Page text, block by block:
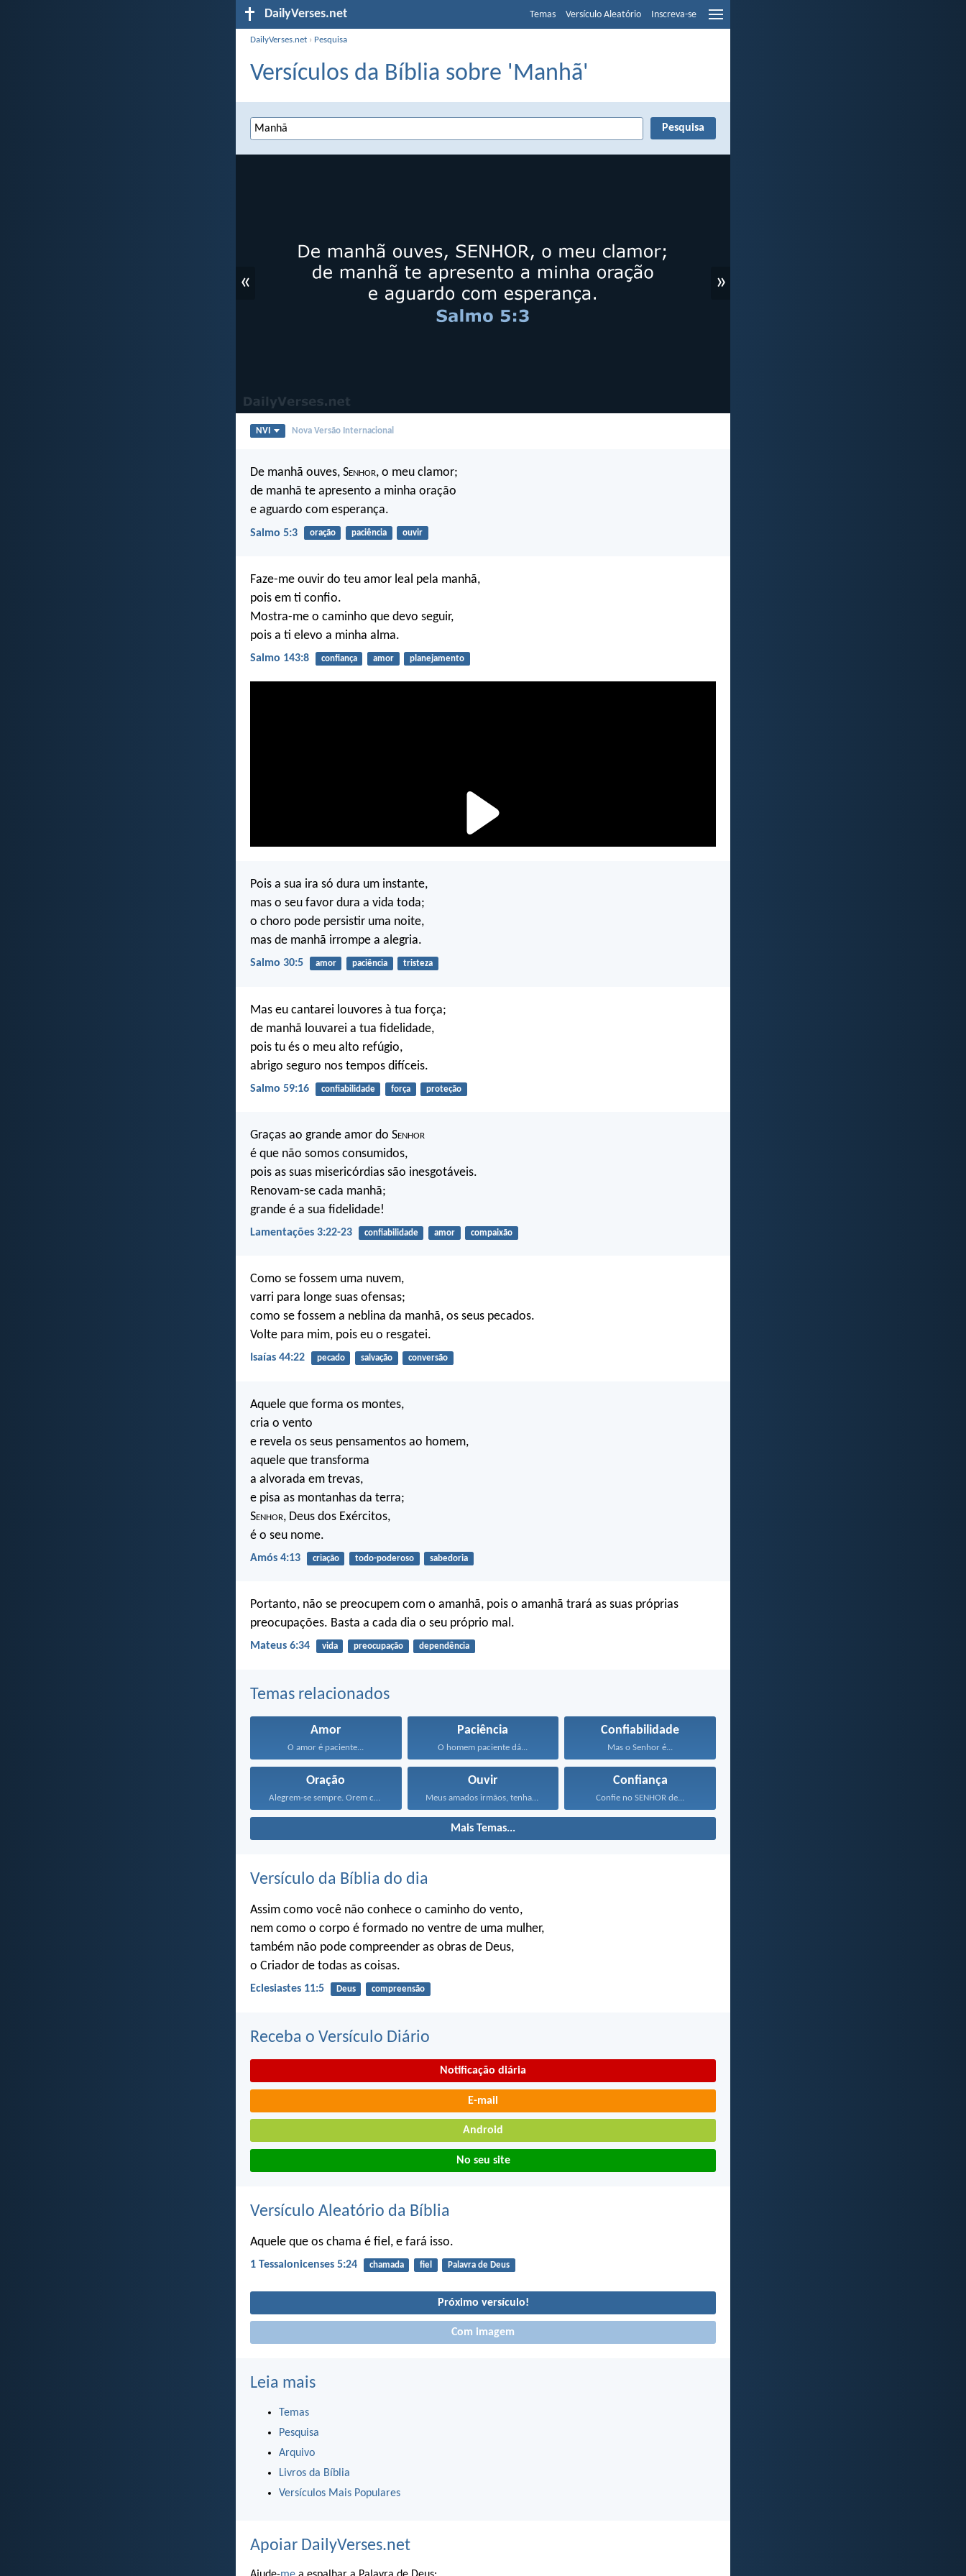
DailyVerses.net Temas Versículo Aleatório Inscreva-se
DailyVerses.net › Pesquisa
Versículos da Bíblia sobre 'Manhã'
« »
NVI Nova Versão Internacional
De manhã ouves, Senhor, o meu clamor;
de manhã te apresento a minha oração
e aguardo com esperança.
Salmo 5:3 oração paciência ouvir
Faze-me ouvir do teu amor leal pela manhã,
pois em ti confio.
Mostra-me o caminho que devo seguir,
pois a ti elevo a minha alma.
Salmo 143:8 confiança amor planejamento
Pois a sua ira só dura um instante,
mas o seu favor dura a vida toda;
o choro pode persistir uma noite,
mas de manhã irrompe a alegria.
Salmo 30:5 amor paciência tristeza
Mas eu cantarei louvores à tua força;
de manhã louvarei a tua fidelidade,
pois tu és o meu alto refúgio,
abrigo seguro nos tempos difíceis.
Salmo 59:16 confiabilidade força proteção
Graças ao grande amor do Senhor
é que não somos consumidos,
pois as suas misericórdias são inesgotáveis.
Renovam-se cada manhã;
grande é a sua fidelidade!
Lamentações 3:22-23 confiabilidade amor compaixão
Como se fossem uma nuvem,
varri para longe suas ofensas;
como se fossem a neblina da manhã, os seus pecados.
Volte para mim, pois eu o resgatei.
Isaías 44:22 pecado salvação conversão
Aquele que forma os montes,
cria o vento
e revela os seus pensamentos ao homem,
aquele que transforma
a alvorada em trevas,
e pisa as montanhas da terra;
Senhor, Deus dos Exércitos,
é o seu nome.
Amós 4:13 criação todo-poderoso sabedoria
Portanto, não se preocupem com o amanhã, pois o amanhã trará as suas próprias
preocupações. Basta a cada dia o seu próprio mal.
Mateus 6:34 vida preocupação dependência
Temas relacionados
Amor
O amor é paciente...
Paciência
O homem paciente dá...
Confiabilidade
Mas o Senhor é...
Oração
Alegrem-se sempre. Orem continuamente...
Ouvir
Meus amados irmãos, tenham...
Confiança
Confie no SENHOR de...
Mais Temas...
Versículo da Bíblia do dia
Assim como você não conhece o caminho do vento,
nem como o corpo é formado no ventre de uma mulher,
também não pode compreender as obras de Deus,
o Criador de todas as coisas.
Eclesiastes 11:5 Deus compreensão
Receba o Versículo Diário
Notificação diária
E-mail
Android
No seu site
Versículo Aleatório da Bíblia
Aquele que os chama é fiel, e fará isso.
1 Tessalonicenses 5:24 chamada fiel Palavra de Deus
Próximo versículo!
Com imagem
Leia mais
Temas
Pesquisa
Arquivo
Livros da Bíblia
Versículos Mais Populares
Apoiar DailyVerses.net